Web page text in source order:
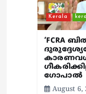
Kerala
‘FCRA
ഗോപാൽ
August 6,